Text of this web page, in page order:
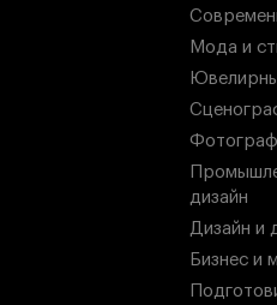
Мода и
дизайн
Дизайн и
Бизнес и